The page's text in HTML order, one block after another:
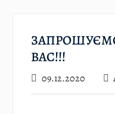
ВАС!!!
09.12.2020